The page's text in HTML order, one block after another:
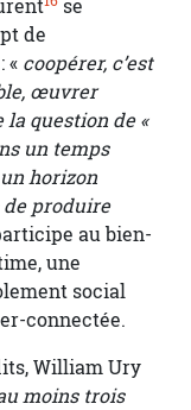
se
de
« coopérer, c’est
œuvrer
question de «
un temps
horizon
produire
au bien-
une
social
connectée.
William Ury
moins trois